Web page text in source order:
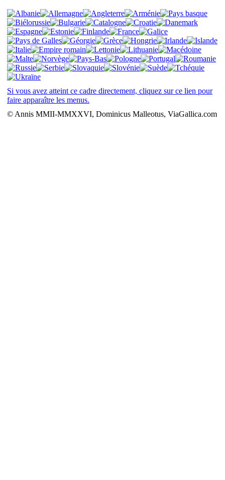
Si vous avez atteint ce cadre directement, cliquez sur ce lien pour
faire apparaître les menus.
© Annis MMII-MMXXVI, Dominicus Malleotus, ViaGallica.com